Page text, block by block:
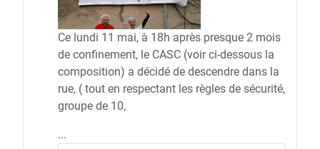
Ce lundi 11 mai, à 18h après presque 2 mois
de confinement, le CASC (voir ci-dessous la
composition) a décidé de descendre dans la
rue, ( tout en respectant les règles de sécurité,
groupe de 10,
...